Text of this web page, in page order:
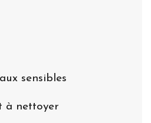
sensibles
à nettoyer